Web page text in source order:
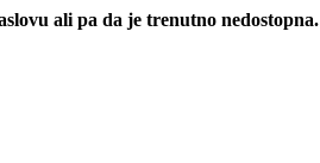
ali pa da je trenutno nedostopna.